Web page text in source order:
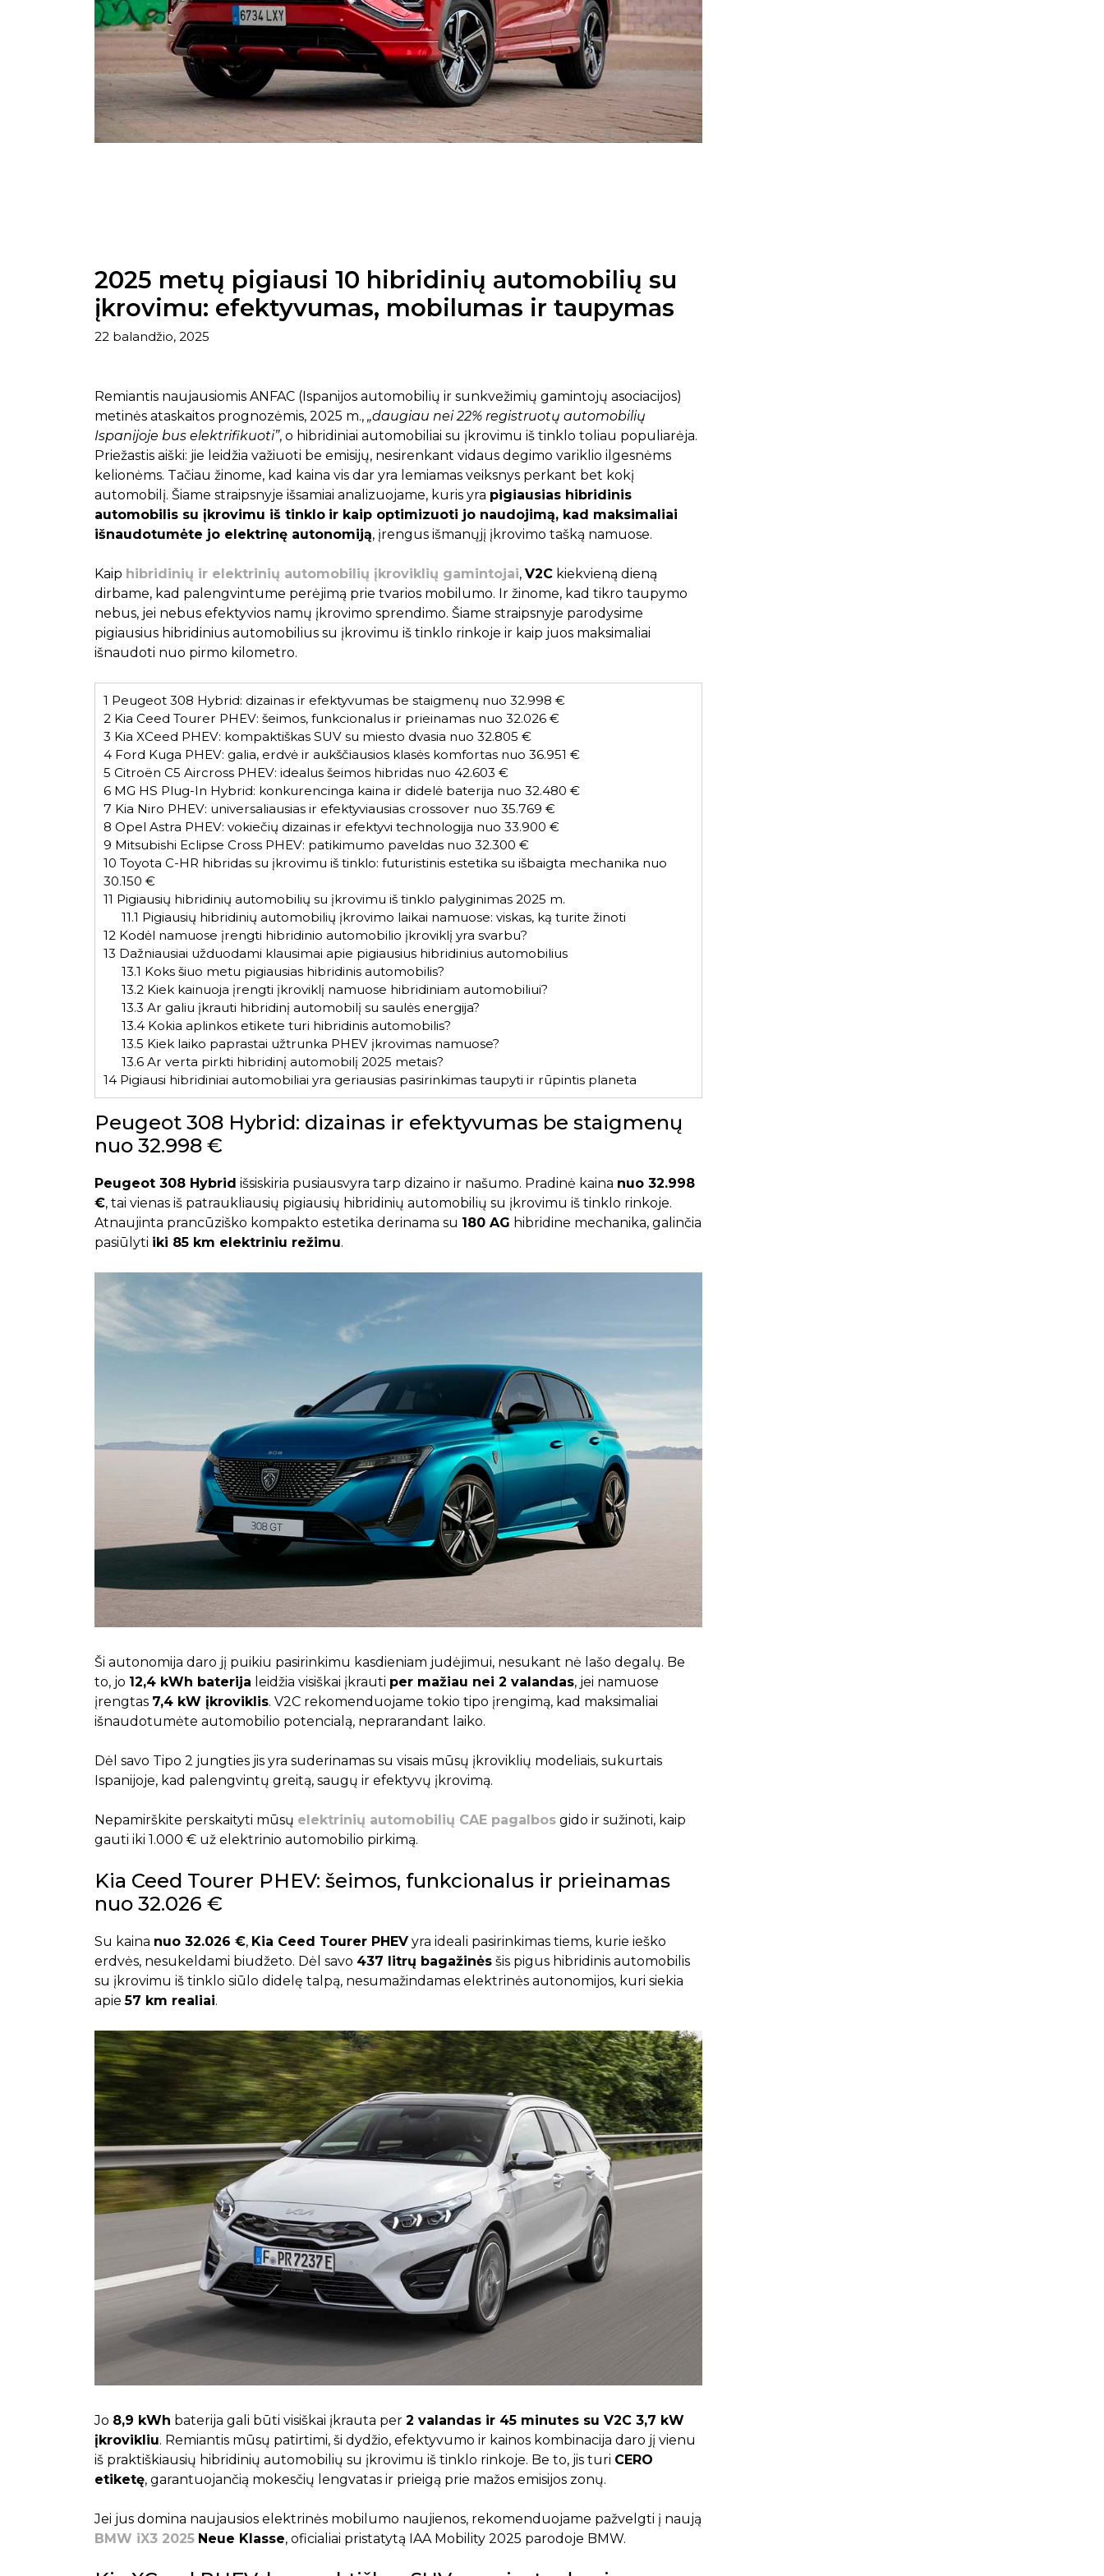
2025 metų pigiausi 10 hibridinių automobilių su
įkrovimu: efektyvumas, mobilumas ir taupymas
22 balandžio, 2025
Remiantis naujausiomis ANFAC (Ispanijos automobilių ir sunkvežimių gamintojų asociacijos)
metinės ataskaitos prognozėmis, 2025 m., „daugiau nei 22% registruotų automobilių
Ispanijoje bus elektrifikuoti”, o hibridiniai automobiliai su įkrovimu iš tinklo toliau populiarėja.
Priežastis aiški: jie leidžia važiuoti be emisijų, nesirenkant vidaus degimo variklio ilgesnėms
kelionėms. Tačiau žinome, kad kaina vis dar yra lemiamas veiksnys perkant bet kokį
automobilį. Šiame straipsnyje išsamiai analizuojame, kuris yra pigiausias hibridinis
automobilis su įkrovimu iš tinklo ir kaip optimizuoti jo naudojimą, kad maksimaliai
išnaudotumėte jo elektrinę autonomiją, įrengus išmanųjį įkrovimo tašką namuose.
Kaip hibridinių ir elektrinių automobilių įkroviklių gamintojai, V2Ckiekvieną dieną
dirbame, kad palengvintume perėjimą prie tvarios mobilumo. Ir žinome, kad tikro taupymo
nebus, jei nebus efektyvios namų įkrovimo sprendimo. Šiame straipsnyje parodysime
pigiausius hibridinius automobilius su įkrovimu iš tinklo rinkoje ir kaip juos maksimaliai
išnaudoti nuo pirmo kilometro.
1 Peugeot 308 Hybrid: dizainas ir efektyvumas be staigmenų nuo 32.998 €
2Kia Ceed Tourer PHEV: šeimos, funkcionalus ir prieinamas nuo 32.026 €
3 Kia XCeed PHEV: kompaktiškas SUV su miesto dvasia nuo 32.805 €
4Ford Kuga PHEV: galia, erdvė ir aukščiausios klasės komfortas nuo 36.951 €
5 Citroën C5 Aircross PHEV: idealus šeimos hibridas nuo 42.603 €
6MG HS Plug-In Hybrid: konkurencinga kaina ir didelė baterija nuo 32.480 €
7 Kia Niro PHEV: universaliausias ir efektyviausias crossover nuo 35.769 €
8 Opel Astra PHEV: vokiečių dizainas ir efektyvi technologija nuo 33.900 €
9 Mitsubishi Eclipse Cross PHEV: patikimumo paveldas nuo 32.300 €
10 Toyota C-HR hibridas su įkrovimu iš tinklo: futuristinis estetika su išbaigta mechanika nuo
30.150 €
11 Pigiausių hibridinių automobilių su įkrovimu iš tinklo palyginimas 2025 m.
11.1 Pigiausių hibridinių automobilių įkrovimo laikai namuose: viskas, ką turite žinoti
12Kodėl namuose įrengti hibridinio automobilio įkroviklį yra svarbu?
13 Dažniausiai užduodami klausimai apie pigiausius hibridinius automobilius
13.1 Koks šiuo metu pigiausias hibridinis automobilis?
13.2 Kiek kainuoja įrengti įkroviklį namuose hibridiniam automobiliui?
13.3 Ar galiu įkrauti hibridinį automobilį su saulės energija?
13.4 Kokia aplinkos etikete turi hibridinis automobilis?
13.5 Kiek laiko paprastai užtrunka PHEV įkrovimas namuose?
13.6 Ar verta pirkti hibridinį automobilį 2025 metais?
14Pigiausi hibridiniai automobiliai yra geriausias pasirinkimas taupyti ir rūpintis planeta
Peugeot 308 Hybrid: dizainas ir efektyvumas be staigmenų
nuo 32.998 €
Peugeot 308 Hybrid išsiskiria pusiausvyra tarp dizaino ir našumo. Pradinė kaina nuo 32.998
€, tai vienas iš patraukliausių pigiausių hibridinių automobilių su įkrovimu iš tinklo rinkoje.
Atnaujinta prancūziško kompakto estetika derinama su 180 AG hibridine mechanika, galinčia
pasiūlyti iki 85 km elektriniu režimu.
Ši autonomija daro jį puikiu pasirinkimu kasdieniam judėjimui, nesukant nė lašo degalų. Be
to, jo 12,4 kWh baterija leidžia visiškai įkrauti per mažiau nei 2 valandas, jei namuose
įrengtas 7,4 kW įkroviklis. V2C rekomenduojame tokio tipo įrengimą, kad maksimaliai
išnaudotumėte automobilio potencialą, neprarandant laiko.
Dėl savo Tipo 2 jungties jis yra suderinamas su visais mūsų įkroviklių modeliais, sukurtais
Ispanijoje, kad palengvintų greitą, saugų ir efektyvų įkrovimą.
Nepamirškite perskaityti mūsų elektrinių automobilių CAE pagalbosgido ir sužinoti, kaip
gauti iki 1.000 € už elektrinio automobilio pirkimą.
Kia Ceed Tourer PHEV: šeimos, funkcionalus ir prieinamas
nuo 32.026 €
Su kaina nuo 32.026 €, Kia Ceed Tourer PHEVyra ideali pasirinkimas tiems, kurie ieško
erdvės, nesukeldami biudžeto. Dėl savo 437 litrų bagažinėsšis pigus hibridinis automobilis
su įkrovimu iš tinklo siūlo didelę talpą, nesumažindamas elektrinės autonomijos, kuri siekia
apie57 km realiai.
Jo 8,9 kWh baterija gali būti visiškai įkrauta per 2 valandas ir 45 minutes su V2C 3,7 kW
įkrovikliu. Remiantis mūsų patirtimi, ši dydžio, efektyvumo ir kainos kombinacija daro jį vienu
iš praktiškiausių hibridinių automobilių su įkrovimu iš tinklo rinkoje. Be to, jis turi CERO
etiketę, garantuojančią mokesčių lengvatas ir prieigą prie mažos emisijos zonų.
Jei jus domina naujausios elektrinės mobilumo naujienos, rekomenduojame pažvelgti į naują
BMW iX3 2025 Neue Klasse, oficialiai pristatytą IAA Mobility 2025 parodoje BMW.